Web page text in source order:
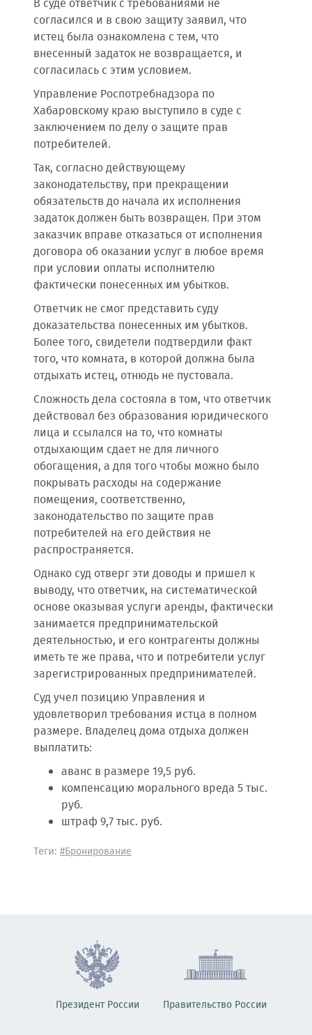
В суде ответчик с требованиями не
согласился и в свою защиту заявил, что
истец была ознакомлена с тем, что
внесенный задаток не возвращается, и
согласилась с этим условием.
Управление Роспотребнадзора по
Хабаровскому краю выступило в суде с
заключением по делу о защите прав
потребителей.
Так, согласно действующему
законодательству, при прекращении
обязательств до начала их исполнения
задаток должен быть возвращен. При этом
заказчик вправе отказаться от исполнения
договора об оказании услуг в любое время
при условии оплаты исполнителю
фактически понесенных им убытков.
Ответчик не смог представить суду
доказательства понесенных им убытков.
Более того, свидетели подтвердили факт
того, что комната, в которой должна была
отдыхать истец, отнюдь не пустовала.
Сложность дела состояла в том, что ответчик
действовал без образования юридического
лица и ссылался на то, что комнаты
отдыхающим сдает не для личного
обогащения, а для того чтобы можно было
покрывать расходы на содержание
помещения, соответственно,
законодательство по защите прав
потребителей на его действия не
распространяется.
Однако суд отверг эти доводы и пришел к
выводу, что ответчик, на систематической
основе оказывая услуги аренды, фактически
занимается предпринимательской
деятельностью, и его контрагенты должны
иметь те же права, что и потребители услуг
зарегистрированных предпринимателей.
Суд учел позицию Управления и
удовлетворил требования истца в полном
размере. Владелец дома отдыха должен
выплатить:
аванс в размере 19,5 руб.
компенсацию морального вреда 5 тыс.
руб.
штраф 9,7 тыс. руб.
Теги: #Бронирование
Президент России Правительство России